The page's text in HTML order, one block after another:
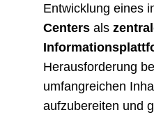
Entwicklung eines
Centersals
Herausforderung
umfangreichen
aufzubereiten und